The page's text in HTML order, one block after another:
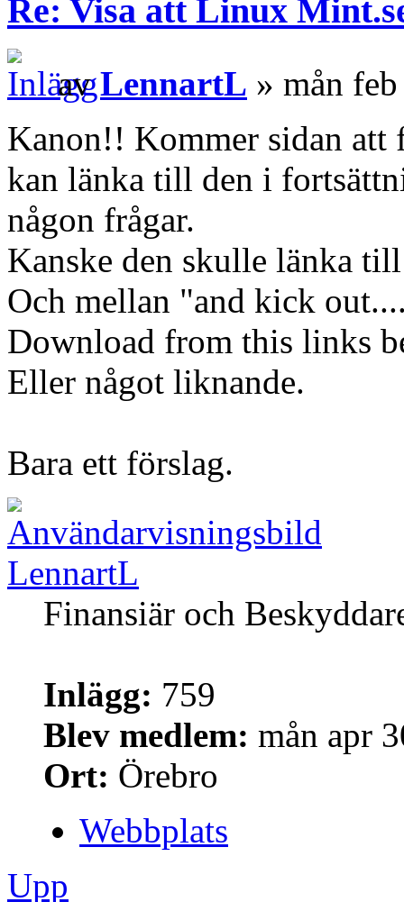
Re: Visa att Linux
avLennartL » mån
Kanon!! Kommer sidan att
kan länka till den i
någon frågar.
Kanske den skulle länka
Och mellan "and kick
Download from this links
Eller något liknande.
Bara ett förslag.
LennartL
Finansiär och
Inlägg: 759
Blev medlem: mån apr
Ort: Örebro
Webbplats
Upp